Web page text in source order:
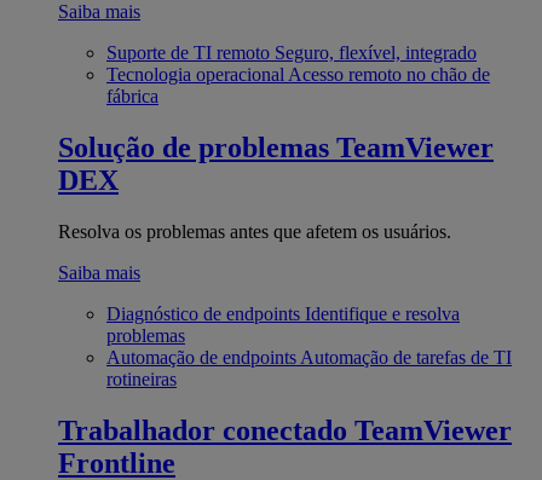
Saiba mais
Suporte de TI remoto Seguro, flexível, integrado
Tecnologia operacional Acesso remoto no chão de
fábrica
Solução de problemas TeamViewer
DEX
Resolva os problemas antes que afetem os usuários.
Saiba mais
Diagnóstico de endpoints Identifique e resolva
problemas
Automação de endpoints Automação de tarefas de TI
rotineiras
Trabalhador conectado TeamViewer
Frontline